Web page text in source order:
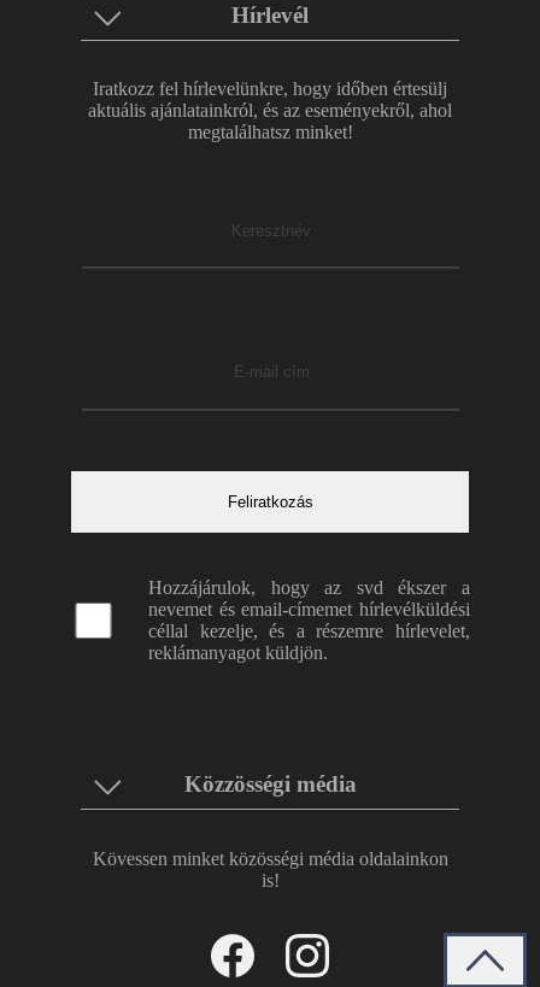
Hírlevél
Iratkozz fel hírlevelünkre, hogy időben értesülj
aktuális ajánlatainkról, és az eseményekről, ahol
megtalálhatsz minket!
Hozzájárulok, hogy az svd ékszer a
nevemet és email-címemet hírlevélküldési
céllal kezelje, és a részemre hírlevelet,
reklámanyagot küldjön.
Közzösségi média
Kövessen minket közösségi média oldalainkon
is!